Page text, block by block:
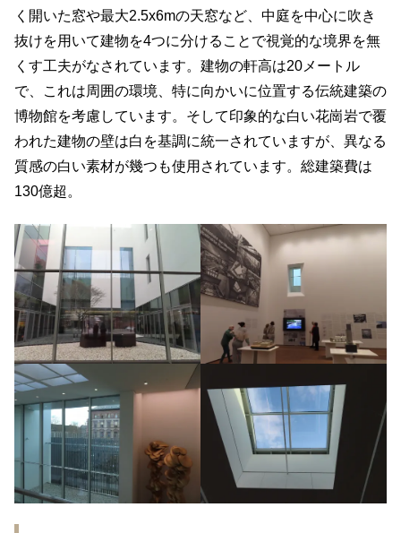
く開いた窓や最大2.5x6mの天窓など、中庭を中心に吹き
抜けを用いて建物を4つに分けることで視覚的な境界を無
くす工夫がなされています。建物の軒高は20メートル
で、これは周囲の環境、特に向かいに位置する伝統建築の
博物館を考慮しています。そして印象的な白い花崗岩で覆
われた建物の壁は白を基調に統一されていますが、異なる
質感の白い素材が幾つも使用されています。総建築費は
130億超。